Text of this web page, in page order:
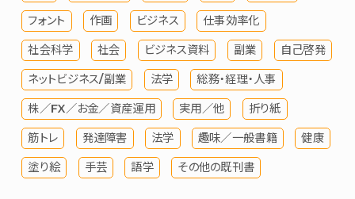
フォント 作画 ビジネス 仕事効率化
社会科学 社会 ビジネス資料 副業 自己啓発
ネットビジネス/副業 法学 総務・経理・人事
株／FX／お金／資産運用 実用／他 折り紙
筋トレ 発達障害 法学 趣味／一般書籍 健康
塗り絵 手芸 語学 その他の既刊書